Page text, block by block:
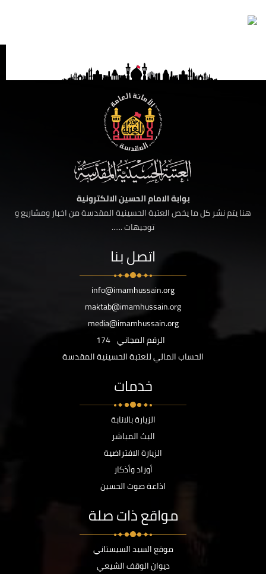
بوابة الامام الحسين الالكترونية
هنا يتم نشر كل ما يخص العتبة الحسينية المقدسة من اخبار ومشاريع و
توجيهات ......
اتصل بنا
info@imamhussain.org
maktab@imamhussain.org
media@imamhussain.org
الرقم المجاني 174
الحساب المالي للعتبة الحسينية المقدسة
خدمات
الزيارة بالانابة
البث المباشر
الزيارة الافتراضية
أوراد وأذكار
اذاعة صوت الحسين
مواقع ذات صلة
موقع السيد السيستاني
ديوان الوقف الشيعي